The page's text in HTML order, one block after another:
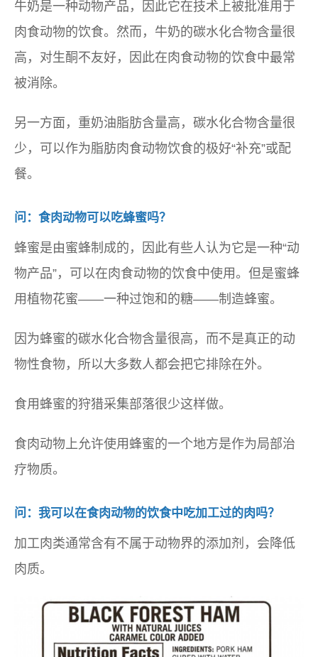
牛奶是一种动物产品，因此它在技术上被批准用于
肉食动物的饮食。然而，牛奶的碳水化合物含量很
高，对生酮不友好，因此在肉食动物的饮食中最常
被消除。
另一方面，重奶油脂肪含量高，碳水化合物含量很
少，可以作为脂肪肉食动物饮食的极好“补充”或配
餐。
问：食肉动物可以吃蜂蜜吗？
蜂蜜是由蜜蜂制成的，因此有些人认为它是一种“动
物产品”，可以在肉食动物的饮食中使用。但是蜜蜂
用植物花蜜——一种过饱和的糖——制造蜂蜜。
因为蜂蜜的碳水化合物含量很高，而不是真正的动
物性食物，所以大多数人都会把它排除在外。
食用蜂蜜的狩猎采集部落很少这样做。
食肉动物上允许使用蜂蜜的一个地方是作为局部治
疗物质。
问：我可以在食肉动物的饮食中吃加工过的肉吗？
加工肉类通常含有不属于动物界的添加剂，会降低
肉质。